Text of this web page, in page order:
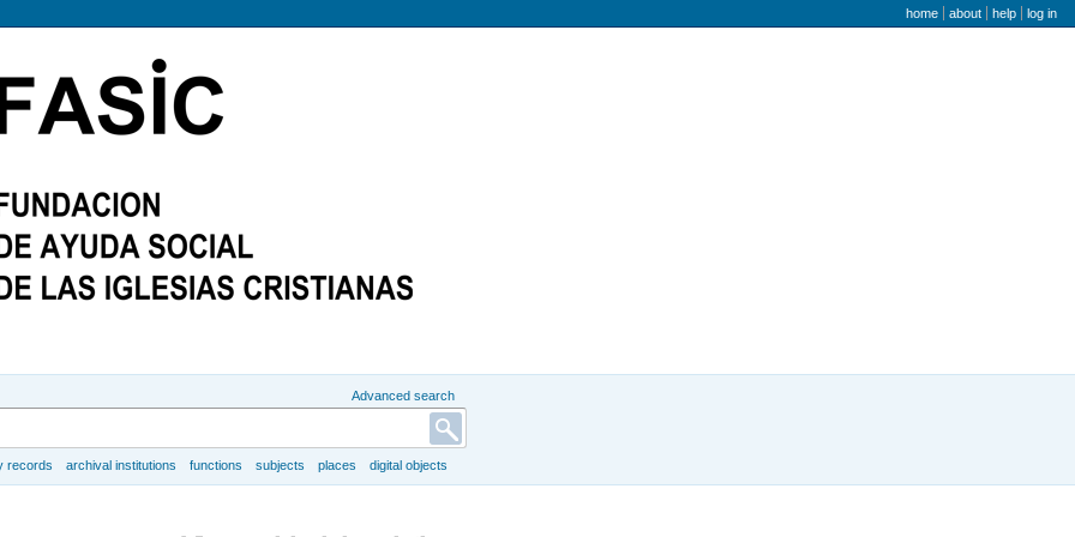
user menu
home about help log in
Advanced search
records archival institutions functions subjects places digital objects